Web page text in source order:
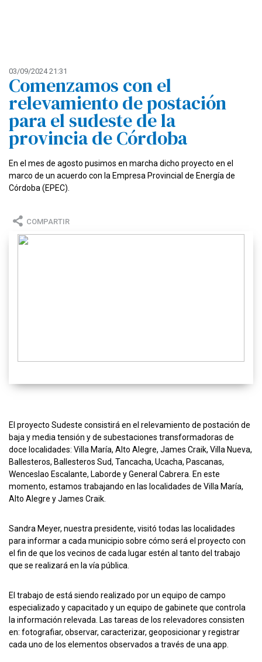
03/09/2024 21:31
Comenzamos con el
relevamiento de postación
para el sudeste de la
provincia de Córdoba
En el mes de agosto pusimos en marcha dicho proyecto en el
marco de un acuerdo con la Empresa Provincial de Energía de
Córdoba (EPEC).
COMPARTIR
El proyecto Sudeste consistirá en el relevamiento de postación de
baja y media tensión y de subestaciones transformadoras de
doce localidades: Villa María, Alto Alegre, James Craik, Villa Nueva,
Ballesteros, Ballesteros Sud, Tancacha, Ucacha, Pascanas,
Wenceslao Escalante, Laborde y General Cabrera. En este
momento, estamos trabajando en las localidades de Villa María,
Alto Alegre y James Craik.
Sandra Meyer, nuestra presidente, visitó todas las localidades
para informar a cada municipio sobre cómo será el proyecto con
el fin de que los vecinos de cada lugar estén al tanto del trabajo
que se realizará en la vía pública.
El trabajo de está siendo realizado por un equipo de campo
especializado y capacitado y un equipo de gabinete que controla
la información relevada. Las tareas de los relevadores consisten
en: fotografiar, observar, caracterizar, geoposicionar y registrar
cada uno de los elementos observados a través de una app.